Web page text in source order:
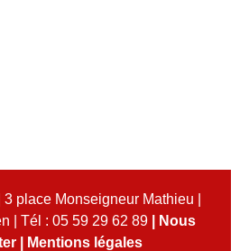
place Monseigneur Mathieu |
| Tél : 05 59 29 62 89
Nous
Mentions légales